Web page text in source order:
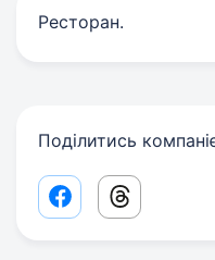
Ресторан.
Поділитись
Facebook share link
Threads